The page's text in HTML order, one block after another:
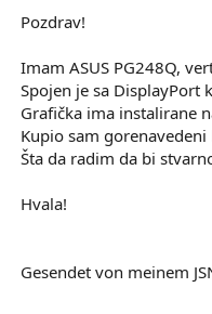
Pozdrav!
Imam ASUS PG248Q,
Spojen je sa DisplayPort
Grafička ima instalirane
Kupio sam
Šta da radim da bi
Hvala!
Gesendet von meinem